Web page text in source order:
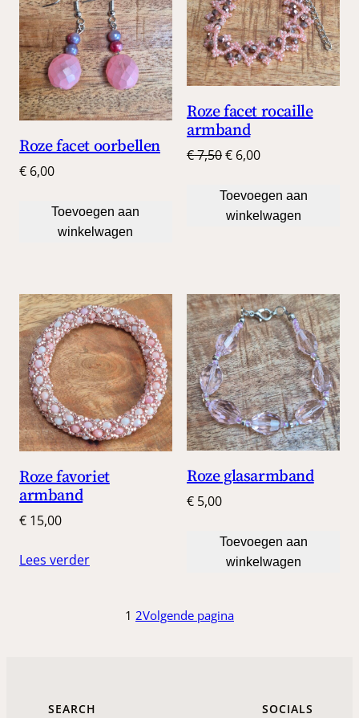
Roze facet oorbellen
€ 6,00
Toevoegen aan
winkelwagen
Roze facet rocaille
armband
€7,50Oorspronkelijke
was:
€ 7,50.
€ 6,00Huidige
is:
€ 6,00.
Toevoegen aan
winkelwagen
Roze favoriet
armband
€ 15,00
Lees verder
Roze glasarmband
€ 5,00
Toevoegen aan
winkelwagen
1 2Volgende pagina
SEARCH SOCIALS